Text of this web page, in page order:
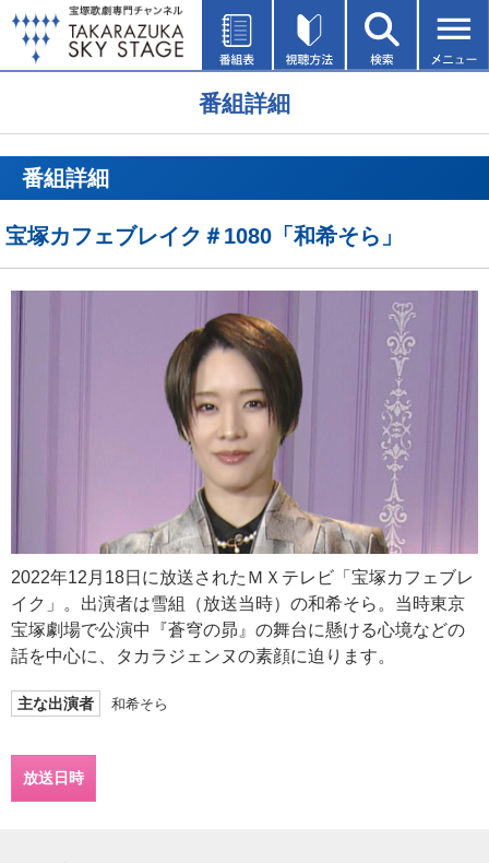
番組詳細
番組詳細
宝塚カフェブレイク＃1080「和希そら」
2022年12月18日に放送されたＭＸテレビ「宝塚カフェブレ
イク」。出演者は雪組（放送当時）の和希そら。当時東京
宝塚劇場で公演中『蒼穹の昴』の舞台に懸ける心境などの
話を中心に、タカラジェンヌの素顔に迫ります。
主な出演者 和希そら
放送日時